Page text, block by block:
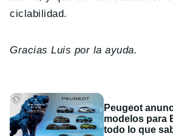
ciclabilidad.
Gracias Luis por la ayuda.
Peugeot
modelos para
todo lo que